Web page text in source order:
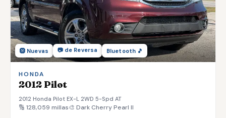
🛞 Nuevas 📷 de Reversa Bluetooth 🎵
HONDA
2012 Pilot
2012 Honda Pilot EX-L 2WD 5-Spd AT
🔢 128,059 millas🎨 Dark Cherry Pearl II